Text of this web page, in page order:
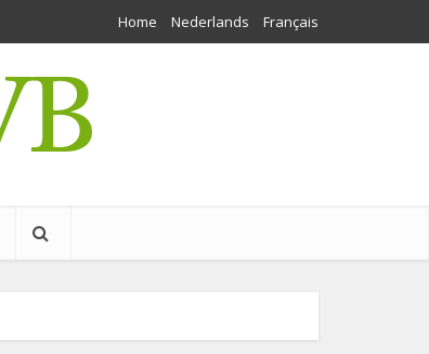
Home Nederlands Français